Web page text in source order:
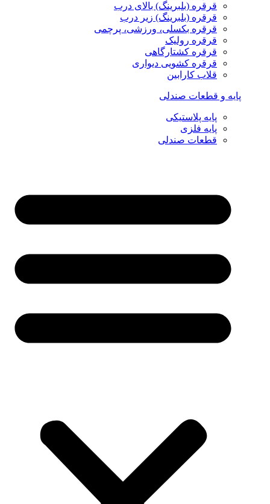
قرقره (بلبرینگ) بالای درب
قرقره (بلبرینگ) زیر درب
قرقره بکسلی، ورزشی، پرچمی
قرقره رولیک
قرقره کشتارگاهی
قرقره کشویی دیواری
قلاب کارابین
پایه و قطعات صندلی
پایه پلاستیکی
پایه فلزی
قطعات صندلی